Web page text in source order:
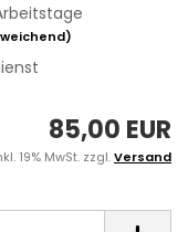
85,00 EUR
19% MwSt. zzgl.Versand